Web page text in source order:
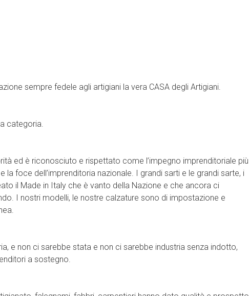
sempre fedele agli artigiani la vera CASA degli Artigiani.
categoria.
ed è riconosciuto e rispettato come l’impegno imprenditoriale più
la foce dell’imprenditoria nazionale. I grandi sarti e le grandi sarte, i
il Made in Italy che è vanto della Nazione e che ancora ci
I nostri modelli, le nostre calzature sono di impostazione e
e non ci sarebbe stata e non ci sarebbe industria senza indotto,
a sostegno.